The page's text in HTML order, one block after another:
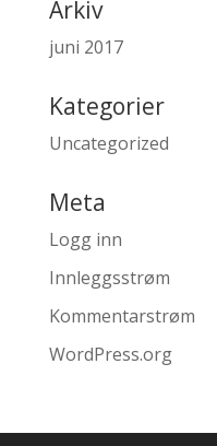
Arkiv
juni 2017
Kategorier
Uncategorized
Meta
Logg inn
Innleggsstrøm
Kommentarstrøm
WordPress.org